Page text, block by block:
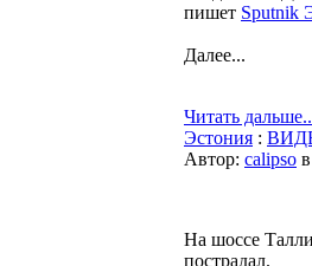
пишет Sputnik
Далее...
Читать
Эстония :
Автор: calipso
На шоссе
пострадал.